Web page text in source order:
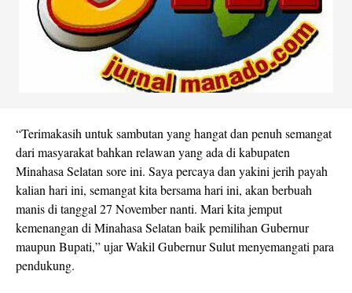
“Terimakasih untuk sambutan yang hangat dan penuh semangat
dari masyarakat bahkan relawan yang ada di kabupaten
Minahasa Selatan sore ini. Saya percaya dan yakini jerih payah
kalian hari ini, semangat kita bersama hari ini, akan berbuah
manis di tanggal 27 November nanti. Mari kita jemput
kemenangan di Minahasa Selatan baik pemilihan Gubernur
maupun Bupati,” ujar Wakil Gubernur Sulut menyemangati para
pendukung.